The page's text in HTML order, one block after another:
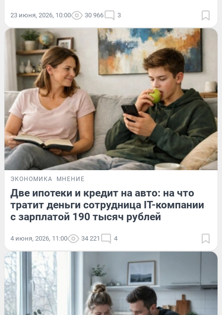
23 июня, 2026, 10:00 30 966 3
ЭКОНОМИКА МНЕНИЕ
Две ипотеки и кредит на авто: на что
тратит деньги сотрудница IT-компании
с зарплатой 190 тысяч рублей
4 июня, 2026, 11:00 34 221 4